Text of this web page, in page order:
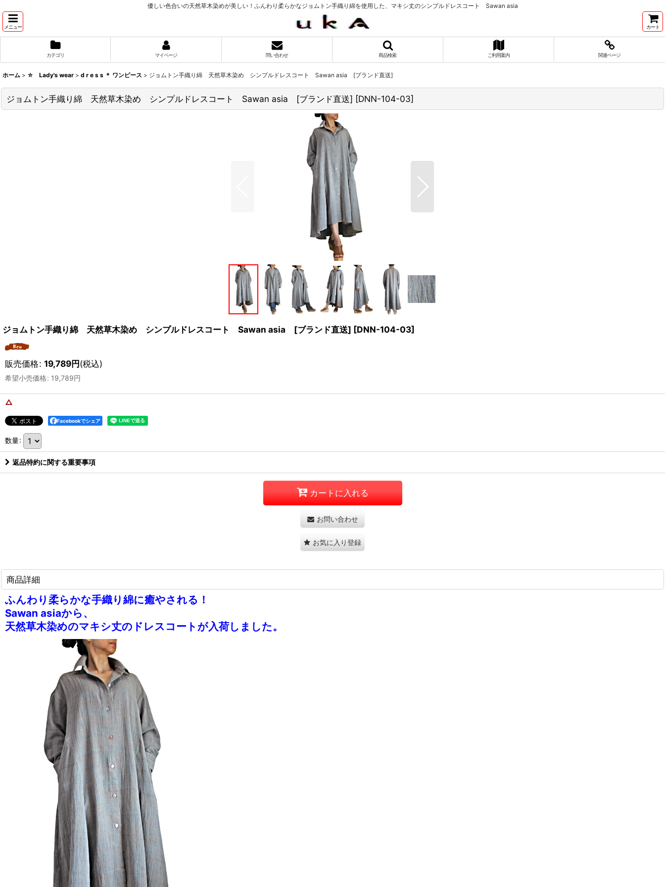
優しい色合いの天然草木染めが美しい！ふんわり柔らかなジョムトン手織り綿を使用した、マキシ丈のシンプルドレスコート Sawan asia
メニュー カート
カテゴリ マイページ 問い合わせ 商品検索 ご利用案内 関連ページ
ホーム > ☆ Lady's wear > d r e s s ＊ ワンピース > ジョムトン手織り綿 天然草木染め シンプルドレスコート Sawan asia [ブランド直送]
ジョムトン手織り綿 天然草木染め シンプルドレスコート Sawan asia [ブランド直送] [DNN-104-03]
ジョムトン手織り綿 天然草木染め シンプルドレスコート Sawan asia [ブランド直送] [DNN-104-03]
販売価格: 19,789円(税込)
希望小売価格: 19,789円
△
Facebookでシェア
数量:
返品特約に関する重要事項
カートに入れる
お問い合わせ
お気に入り登録
商品詳細
ふんわり柔らかな手織り綿に癒やされる！
Sawan asiaから、
天然草木染めのマキシ丈のドレスコートが入荷しました。